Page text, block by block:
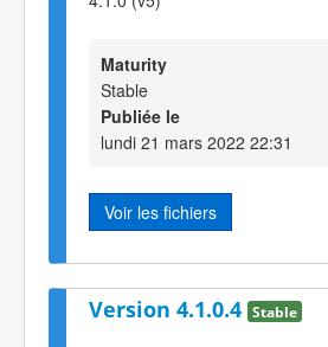
Maturity
Stable
Publiée le
lundi 21 mars 2022 22:31
Voir les fichiers
Version 4.1.0.4 Stable